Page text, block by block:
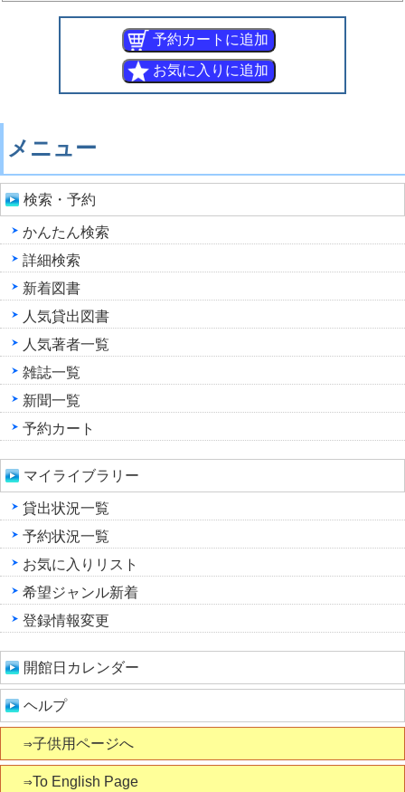
メニュー
検索・予約
かんたん検索
詳細検索
新着図書
人気貸出図書
人気著者一覧
雑誌一覧
新聞一覧
予約カート
マイライブラリー
貸出状況一覧
予約状況一覧
お気に入りリスト
希望ジャンル新着
登録情報変更
開館日カレンダー
ヘルプ
⇒子供用ページへ
⇒To English Page